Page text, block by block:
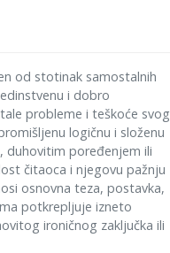
od stotinak samostalnih
i dobro
probleme i teškoće svog
logičnu i složenu
duhovitim poređenjem ili
čitaoca i njegovu pažnju
osnovna teza, postavka,
potkrepljuje izneto
ironičnog zaključka ili